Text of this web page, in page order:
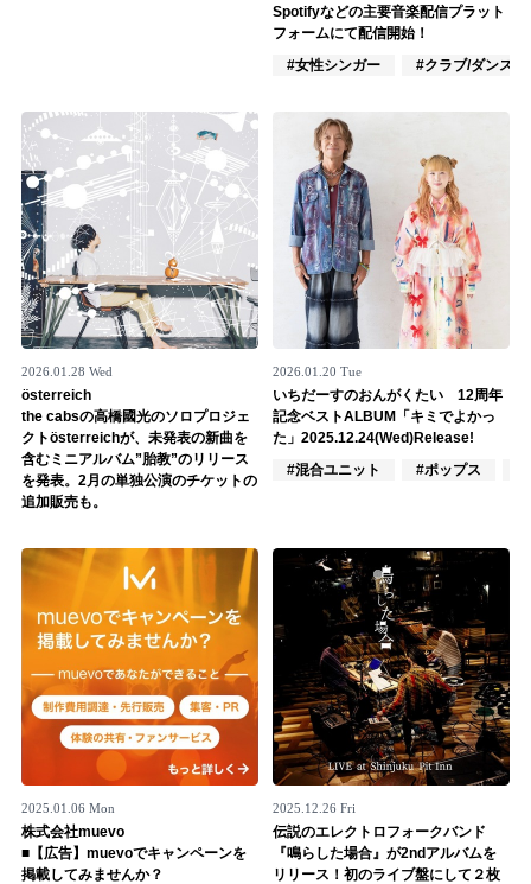
Spotifyなどの主要音楽配信プラット
フォームにて配信開始！
#女性シンガー
#クラブ/ダンス
2026.01.28 Wed
österreich
the cabsの高橋國光のソロプロジェ
クトösterreichが、未発表の新曲を
含むミニアルバム”胎教”のリリース
を発表。2月の単独公演のチケットの
追加販売も。
2026.01.20 Tue
いちだーすのおんがくたい 12周年
記念ベストALBUM「キミでよかっ
た」2025.12.24(Wed)Release!
#混合ユニット
#ポップス
2025.01.06 Mon
株式会社muevo
■【広告】muevoでキャンペーンを
掲載してみませんか？
2025.12.26 Fri
伝説のエレクトロフォークバンド
『鳴らした場合』が2ndアルバムを
リリース！初のライブ盤にして２枚